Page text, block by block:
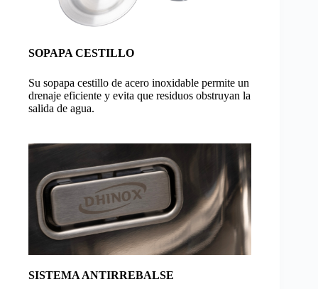
SOPAPA CESTILLO
Su sopapa cestillo de acero inoxidable permite un
drenaje eficiente y evita que residuos obstruyan la
salida de agua.
SISTEMA ANTIRREBALSE